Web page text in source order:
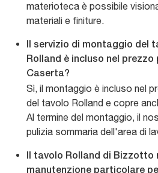
materioteca è possibile
materiali e finiture.
Il servizio di montaggio del
Rolland è incluso nel prezzo
Caserta?
Sì, il montaggio è incluso nel
del tavolo Rolland e copre
Al termine del montaggio, il
pulizia sommaria dell'area di
Il tavolo Rolland di Bizzotto
manutenzione particolare